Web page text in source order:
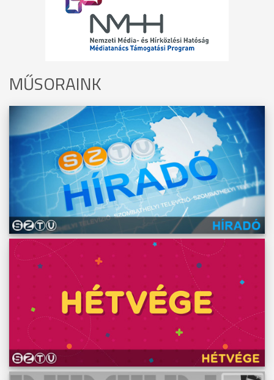
MŰSORAINK